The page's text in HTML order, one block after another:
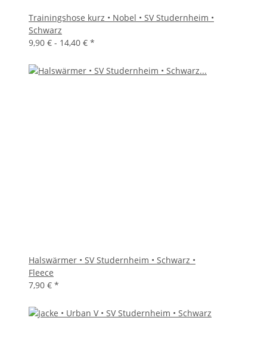
Trainingshose kurz • Nobel • SV Studernheim •
Schwarz
9,90 € - 14,40 € *
Halswärmer • SV Studernheim • Schwarz •
Fleece
7,90 € *